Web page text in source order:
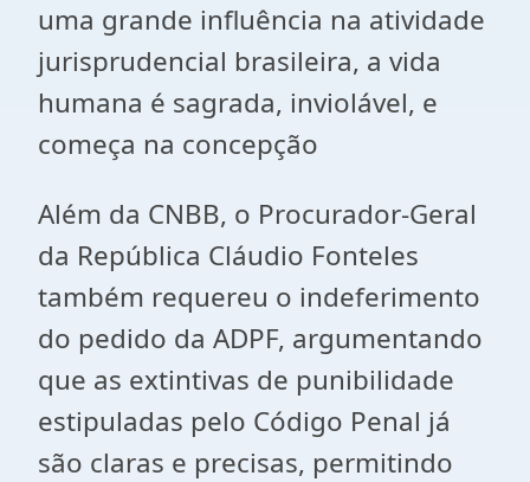
uma grande influência na atividade
jurisprudencial brasileira, a vida
humana é sagrada, inviolável, e
começa na concepção
Além da CNBB, o Procurador-Geral
da República Cláudio Fonteles
também requereu o indeferimento
do pedido da ADPF, argumentando
que as extintivas de punibilidade
estipuladas pelo Código Penal já
são claras e precisas, permitindo